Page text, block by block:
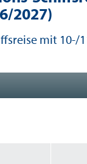
2027)
mit 10-/